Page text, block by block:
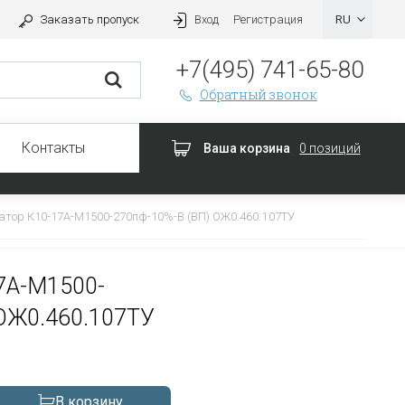
Заказать пропуск Вход Регистрация
+7(495) 741-65-80
Обратный звонок
Контакты Ваша корзина 0 позиций
К10-17А-М1500-270пф-10%-В (ВП) ОЖ0.460.107ТУ
М1500-